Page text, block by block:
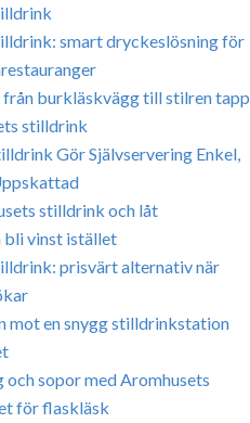
smart dryckeslösning för
burkläskvägg till stilren tapp
stilldrink
Gör Självservering Enkel,
stilldrink och låt
vinst istället
prisvärt alternativ när
mot en snygg stilldrinkstation
sopor med Aromhusets
för flaskläsk